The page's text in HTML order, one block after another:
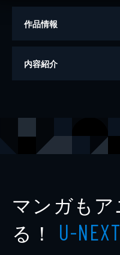
作品情報
モデル
内容紹介
マンガも
る！ U-NEXT